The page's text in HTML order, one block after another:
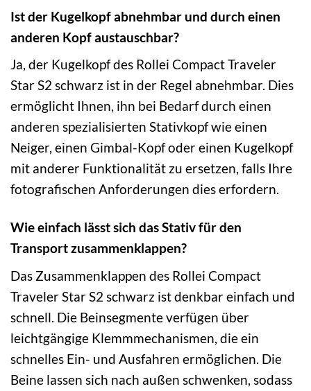
Ist der Kugelkopf abnehmbar und durch einen
anderen Kopf austauschbar?
Ja, der Kugelkopf des Rollei Compact Traveler
Star S2 schwarz ist in der Regel abnehmbar. Dies
ermöglicht Ihnen, ihn bei Bedarf durch einen
anderen spezialisierten Stativkopf wie einen
Neiger, einen Gimbal-Kopf oder einen Kugelkopf
mit anderer Funktionalität zu ersetzen, falls Ihre
fotografischen Anforderungen dies erfordern.
Wie einfach lässt sich das Stativ für den
Transport zusammenklappen?
Das Zusammenklappen des Rollei Compact
Traveler Star S2 schwarz ist denkbar einfach und
schnell. Die Beinsegmente verfügen über
leichtgängige Klemmmechanismen, die ein
schnelles Ein- und Ausfahren ermöglichen. Die
Beine lassen sich nach außen schwenken, sodass